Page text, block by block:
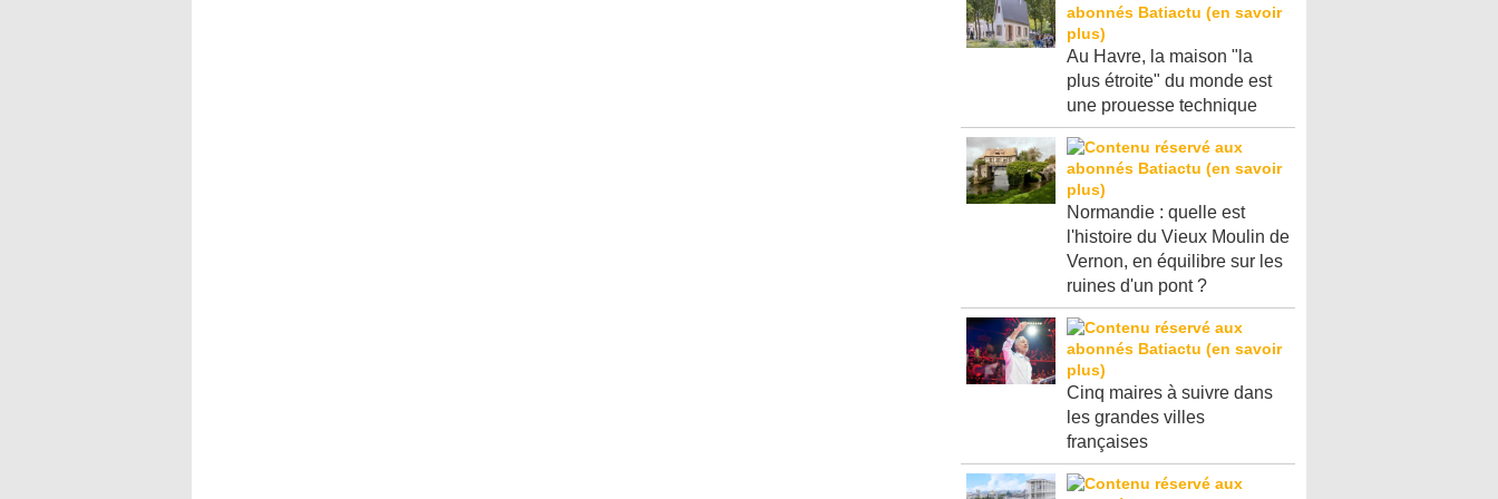
Au Havre, la maison "la
plus étroite" du monde est
une prouesse technique
Normandie : quelle est
l'histoire du Vieux Moulin de
Vernon, en équilibre sur les
ruines d'un pont ?
Cinq maires à suivre dans
les grandes villes
françaises